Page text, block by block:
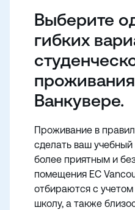
дом.Выберите
гибких
Ванкувере.
Проживание в
сделать ваш
более приятным и
помещения EC
отбираются с учетом
школу, а также